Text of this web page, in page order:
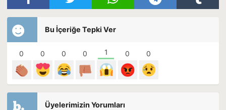
Bu İçeriğe Tepki Ver
0 0 0 0 1 0 0
Üyelerimizin Yorumları